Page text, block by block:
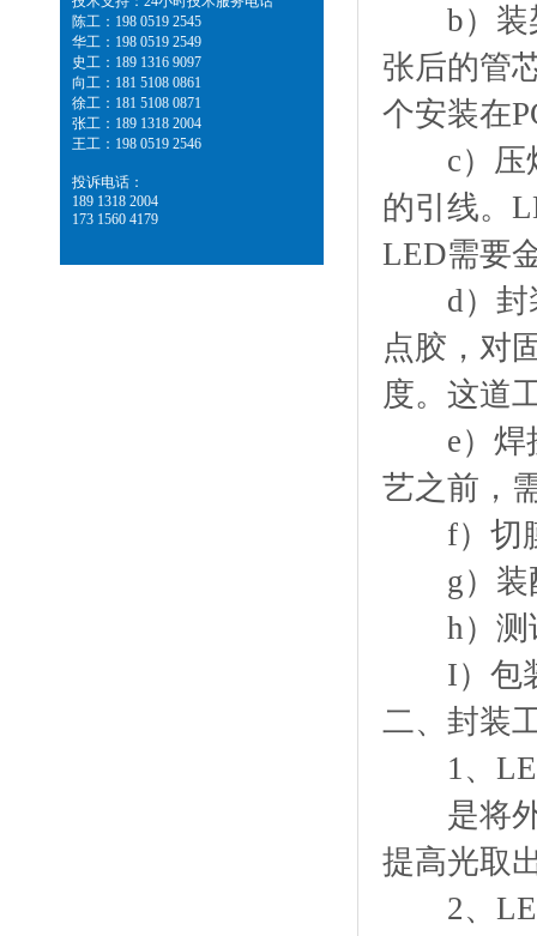
陈工：198 0519 2545
华工：198 0519 2549
史工：189 1316 9097
向工：181 5108 0861
徐工：181 5108 0871
张工：189 1318 2004
王工：198 0519 2546
投诉电话：
189 1318 2004
173 1560 4179
b）装架
张后的管
个安装在
c）压焊
的引线。
LED需要
d）封装
点胶，对
度。这道
e）焊接
艺之前，
f）切膜
g）装配
h）测试
I）包装
二、封装
1、
是将外
提高光取
2、